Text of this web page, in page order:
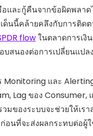
และกู้คืนจากข้อผิดพลาด
เด็นนี้คล้ายคลึงกับการติด
flowในตลาดการเงิ
บสนองต่อการเปลี่ยนแปล
Monitoring และ
Lag ของ Consumer,
มของระบบจะช่วยให้เร
นที่จะส่งผลกระทบต่อผู้ใ